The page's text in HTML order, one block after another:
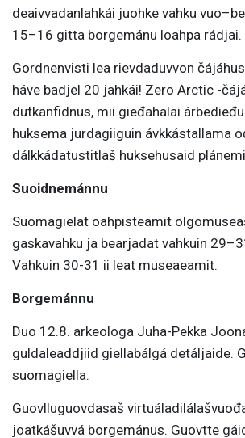
deaivvadanlahkái juohke vahku
15–16 gitta borgemánu loahpa rádjai.
Gordnenvisti lea rievdaduvvon
háve badjel 20 jahkái! Zero Arctic -
dutkanfidnus, mii gieđahalai
huksema jurdagiiguin ávkkástallama
dálkkádatustitlaš huksehusaid
Suoidnemánnu
Suomagielat oahpisteamit
gaskavahku ja bearjadat vahkuin
Vahkuin 30-31 ii leat museaeamit.
Borgemánnu
Duo 12.8. arkeologa Juha-Pekka J
guldaleaddjiid giellabálgá detáljaide.
suomagiella.
Guovlluguovdasaš
joatkášuvvá borgemánus. Guovtte